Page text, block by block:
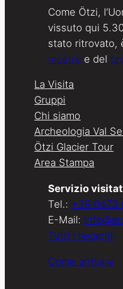
Come Ötzi,
vissuto qui
stato ritrovato,
mostre e del
La Visita
Gruppi
Chi siamo
Archeologia Val
Ötzi Glacier Tour
Area Stampa
Servizio
Tel.: +39 0473
E-Mail:
Tutti i recapiti
Come arrivare